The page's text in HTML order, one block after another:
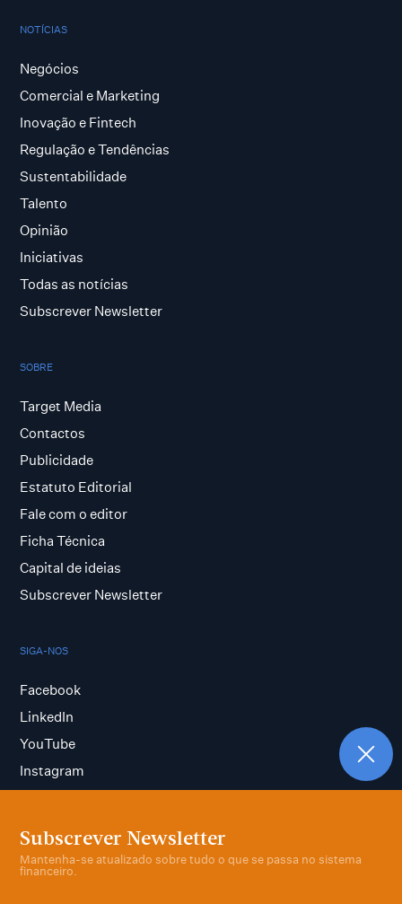
Subscrever Newsletter
Mantenha-se atualizado sobre tudo o que se passa no sistema
financeiro.
NOTÍCIAS
Negócios
Comercial e Marketing
Inovação e Fintech
Regulação e Tendências
Sustentabilidade
Talento
Opinião
Iniciativas
Todas as notícias
Subscrever Newsletter
SOBRE
Target Media
Contactos
Publicidade
Estatuto Editorial
Fale com o editor
Ficha Técnica
Capital de ideias
Subscrever Newsletter
SIGA-NOS
Facebook
LinkedIn
YouTube
Instagram
Termos e condições
Política de privacidade